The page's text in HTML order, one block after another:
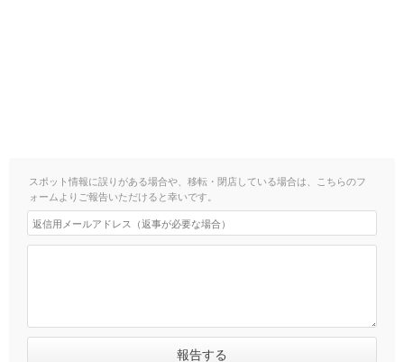
スポット情報に誤りがある場合や、移転・閉店している場合は、こちらのフ
ォームよりご報告いただけると幸いです。